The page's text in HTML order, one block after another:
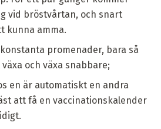
vid bröstvårtan, och snart
kunna amma.
promenader, bara så
och växa snabbare;
en är automatiskt en andra
att få en vaccinationskalender